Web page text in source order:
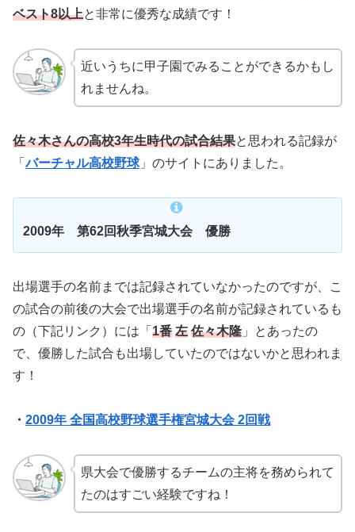
ベスト8以上と非常に優秀な成績です！
近いうちに甲子園でみることができるかもし
れませんね。
佐々木さんの高校3年生時代の試合結果と思われる記録が
「バーチャル高校野球」のサイトにありました。
2009年 第62回秋季宮城大会 優勝
出場選手の名前までは記録されていなかったのですが、こ
の試合の前後の大会で出場選手の名前が記録されているも
の（下記リンク）には「 1番 左 佐々木隆 」とあったの
で、優勝した試合も出場していたのではないかと思われま
す！
・ 2009年 全国高校野球選手権宮城大会 2回戦
県大会で優勝するチームの主将を務められて
たのはすごい経験ですね！